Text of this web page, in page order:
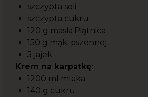
szczypta soli
szczypta cukru
120 g masła Piątnica
150 g mąki pszennej
5 jajek
Krem na karpatkę:
1200 ml mleka
140 g cukru